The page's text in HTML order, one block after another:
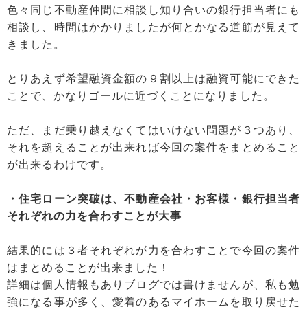
色々同じ不動産仲間に相談し知り合いの銀行担当者にも
相談し、時間はかかりましたが何とかなる道筋が見えて
きました。
とりあえず希望融資金額の９割以上は融資可能にできた
ことで、かなりゴールに近づくことになりました。
ただ、まだ乗り越えなくてはいけない問題が３つあり、
それを超えることが出来れば今回の案件をまとめること
が出来るわけです。
・住宅ローン突破は、不動産会社・お客様・銀行担当者
それぞれの力を合わすことが大事
結果的には３者それぞれが力を合わすことで今回の案件
はまとめることが出来ました！
詳細は個人情報もありブログでは書けませんが、私も勉
強になる事が多く、愛着のあるマイホームを取り戻せた